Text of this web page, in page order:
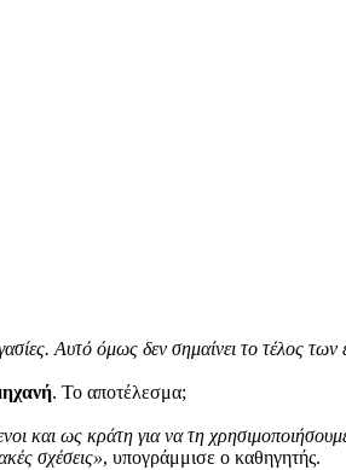
Αυτό όμως δεν σημαίνει το τέλος των
. Το αποτέλεσμα;
και ως κράτη για να τη
σχέσεις», υπογράμμισε ο καθηγητής.